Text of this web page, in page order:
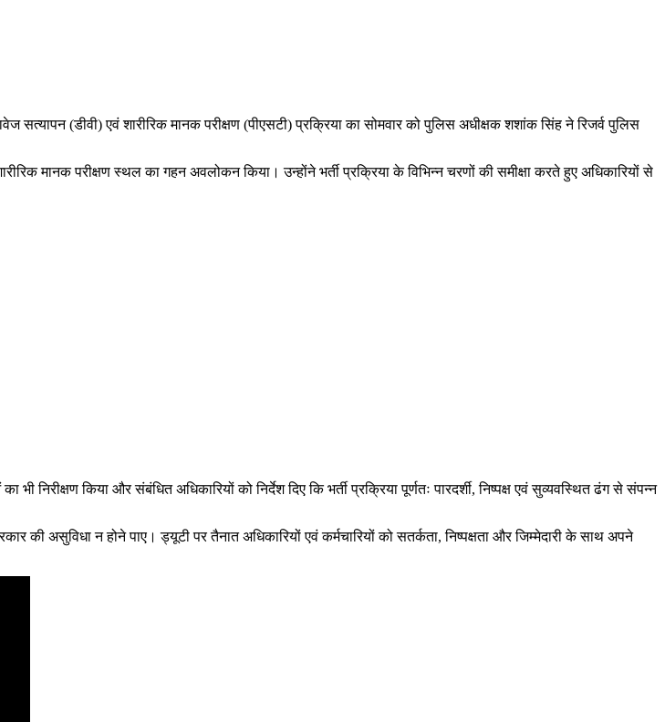
सत्यापन (डीवी) एवं शारीरिक मानक परीक्षण (पीएसटी) प्रक्रिया का सोमवार को पुलिस अधीक्षकशशांक सिंहने रिजर्व पुलिस
मानक परीक्षण स्थल का गहन अवलोकन किया। उन्होंने भर्ती प्रक्रिया के विभिन्न चरणों की समीक्षा करते हुए अधिकारियों से
निरीक्षण किया और संबंधित अधिकारियों को निर्देश दिए कि भर्ती प्रक्रिया पूर्णतः पारदर्शी, निष्पक्ष एवं सुव्यवस्थित ढंग से संपन्न
की असुविधा न होने पाए। ड्यूटी पर तैनात अधिकारियों एवं कर्मचारियों को सतर्कता, निष्पक्षता और जिम्मेदारी के साथ अपने